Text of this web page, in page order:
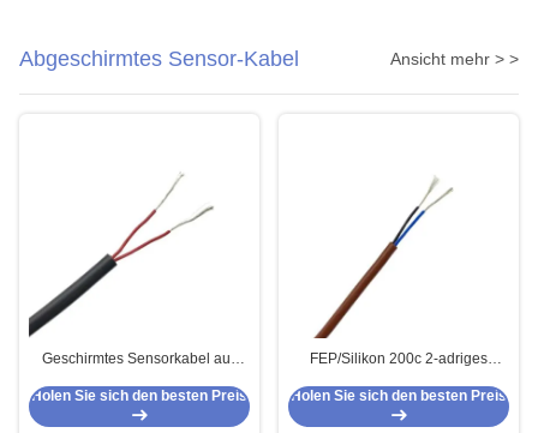
Abgeschirmtes Sensor-Kabel Ansicht mehr > >
Geschirmtes Sensorkabel aus
mm2
Holen Sie sich den besten Preis
FEP/Silikon 200c 2-adriges
Sensorkabel 2 x 0,34 mm2
Holen Sie sich den besten Preis